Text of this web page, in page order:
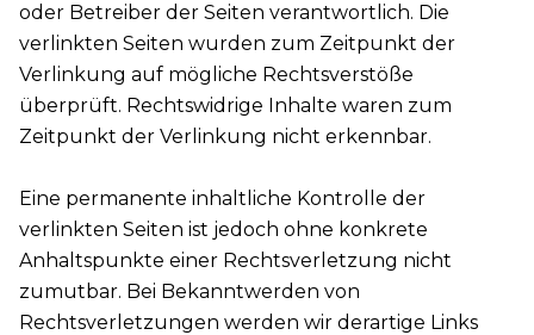
oder Betreiber der Seiten verantwortlich. Die
verlinkten Seiten wurden zum Zeitpunkt der
Verlinkung auf mögliche Rechtsverstöße
überprüft. Rechtswidrige Inhalte waren zum
Zeitpunkt der Verlinkung nicht erkennbar.
Eine permanente inhaltliche Kontrolle der
verlinkten Seiten ist jedoch ohne konkrete
Anhaltspunkte einer Rechtsverletzung nicht
zumutbar. Bei Bekanntwerden von
Rechtsverletzungen werden wir derartige Links